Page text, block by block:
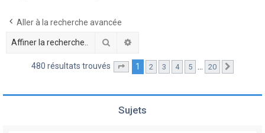
Aller à la recherche avancée
Rechercher
480 résultats trouvés Page sur20
1 2 3 4 5 … 20
Sujets